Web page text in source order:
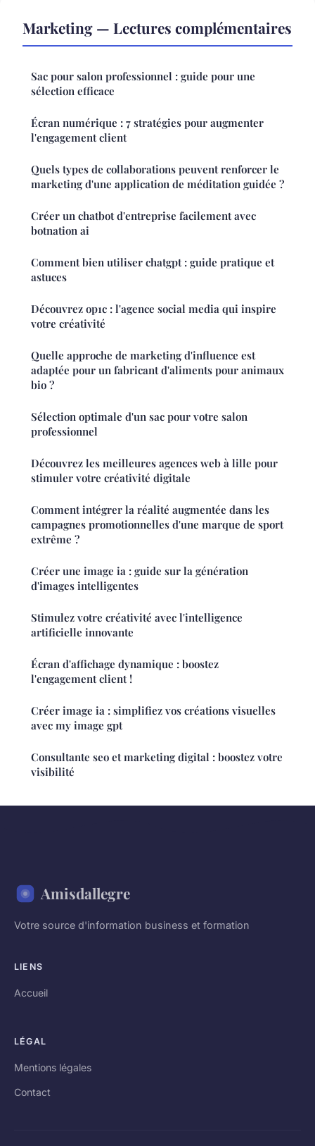
Marketing — Lectures complémentaires
Sac pour salon professionnel : guide pour une
sélection efficace
Écran numérique : 7 stratégies pour augmenter
l'engagement client
Quels types de collaborations peuvent renforcer le
marketing d'une application de méditation guidée ?
Créer un chatbot d'entreprise facilement avec
botnation ai
Comment bien utiliser chatgpt : guide pratique et
astuces
Découvrez op1c : l'agence social media qui inspire
votre créativité
Quelle approche de marketing d'influence est
adaptée pour un fabricant d'aliments pour animaux
bio ?
Sélection optimale d'un sac pour votre salon
professionnel
Découvrez les meilleures agences web à lille pour
stimuler votre créativité digitale
Comment intégrer la réalité augmentée dans les
campagnes promotionnelles d'une marque de sport
extrême ?
Créer une image ia : guide sur la génération
d'images intelligentes
Stimulez votre créativité avec l'intelligence
artificielle innovante
Écran d'affichage dynamique : boostez
l'engagement client !
Créer image ia : simplifiez vos créations visuelles
avec my image gpt
Consultante seo et marketing digital : boostez votre
visibilité
Amisdallegre
Votre source d'information business et formation
LIENS
Accueil
LÉGAL
Mentions légales
Contact